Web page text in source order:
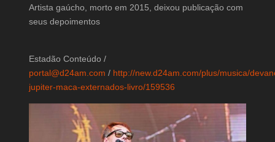
Artista gaúcho, morto em 2015, deixou publicação com
seus depoimentos
Estadão Conteúdo /
portal@d24am.com / http://new.d24am.com/plus/musica/
jupiter-maca-externados-livro/159536